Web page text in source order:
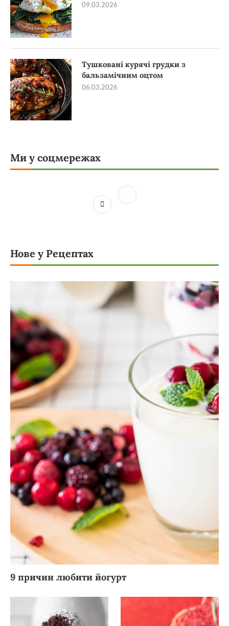
09.03.2026
Тушковані курячі грудки з
бальзамічним оцтом
06.03.2026
Ми у соцмережах
Нове у Рецептах
9 причин любити йогурт